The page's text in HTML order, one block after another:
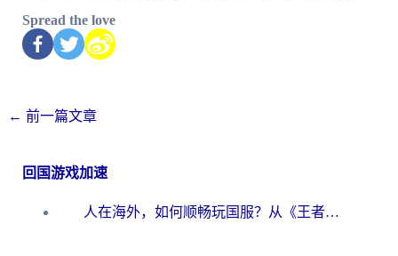
Spread the love
← 前一篇文章
回国游戏加速
人在海外，如何顺畅玩国服？从《王者荣耀》到《云图计划》的加速器终极指南